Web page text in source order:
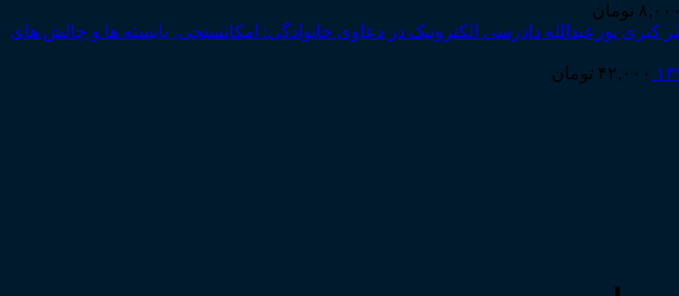
۱۸۰,۰۰۰ تومان
through
۸,۰۰۰ تومان
range:
through
۴۰۰,۰۰۰ تومان
دادرسی الکترونیک در دعاوی خانوادگی: امکانسنجی، بایسته ها و چالش های
۴۲,۰۰۰ تومان